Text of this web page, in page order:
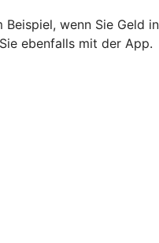
wenn Sie Geld
ebenfalls mit der App.